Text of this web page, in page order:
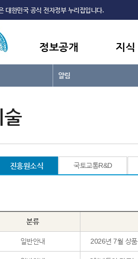
대한민국 공식 전자정부 누리집입니다.
정보공개 지식
알림
술
진흥원소식 국토교통R&D
분류
일반안내 2026년 7월 상